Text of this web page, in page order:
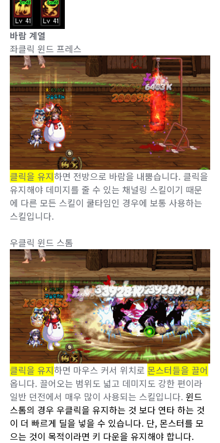
바람 계열
좌클릭 윈드 프레스
클릭을 유지하면 전방으로 바람을 내뿜습니다. 클릭을
유지해야 데미지를 줄 수 있는 채널링 스킬이기 때문
에 다른 모든 스킬이 쿨타임인 경우에 보통 사용하는
스킬입니다.
우클릭 윈드 스톰
클릭을 유지하면 마우스 커서 위치로 몬스터들을 끌어
옵니다. 끌어오는 범위도 넓고 데미지도 강한 편이라
일반 던전에서 매우 많이 사용되는 스킬입니다. 윈드
스톰의 경우 우클릭을 유지하는 것 보다 연타 하는 것
이 더 빠르게 딜을 넣을 수 있습니다. 단, 몬스터를 모
으는 것이 목적이라면 키 다운을 유지해야 합니다.